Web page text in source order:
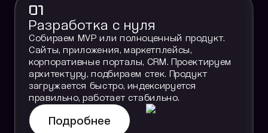
01
Разработка с нуля
Собираем MVP или полноценный продукт.
Сайты, приложения, маркетплейсы,
корпоративные порталы, CRM. Проектируем
архитектуру, подбираем стек. Продукт
загружается быстро, индексируется
правильно, работает стабильно.
Подробнее